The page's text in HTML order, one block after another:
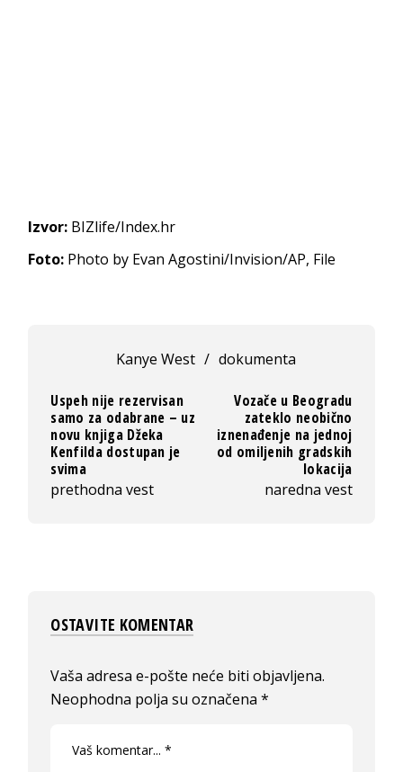
Izvor: BIZlife/Index.hr
Foto: Photo by Evan Agostini/Invision/AP, File
Kanye West / dokumenta
Uspeh nije rezervisan
samo za odabrane – uz
novu knjiga Džeka
Kenfilda dostupan je
svima
prethodna vest
Vozače u Beogradu
zateklo neobično
iznenađenje na jednoj
od omiljenih gradskih
lokacija
naredna vest
OSTAVITE KOMENTAR
Vaša adresa e-pošte neće biti objavljena.
Neophodna polja su označena*